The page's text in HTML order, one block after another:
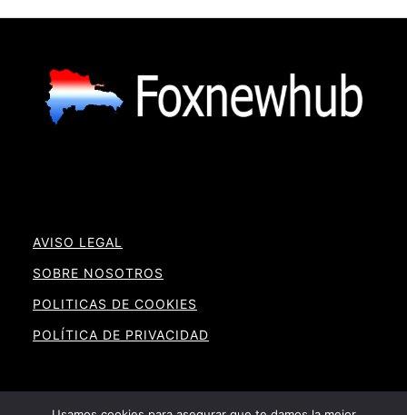
AVISO LEGAL
SOBRE NOSOTROS
POLITICAS DE COOKIES
POLÍTICA DE PRIVACIDAD